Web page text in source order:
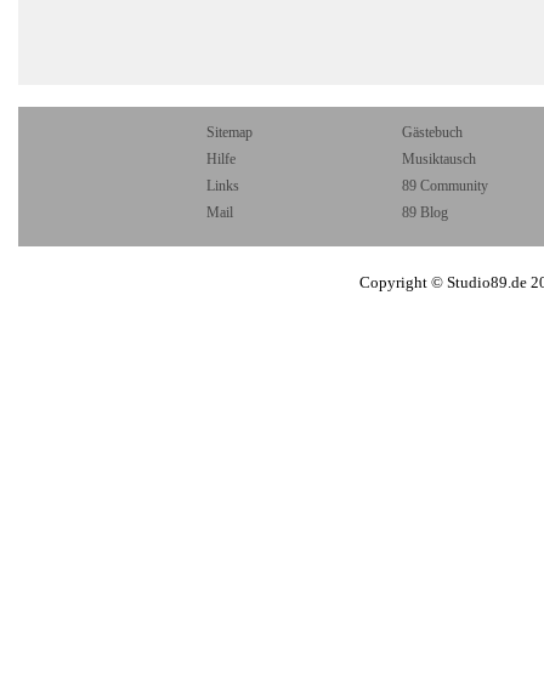
Sitemap
Gästebuch
Hilfe
Musiktausch
Links
89 Community
Mail
89 Blog
Copyright © Studio89.de